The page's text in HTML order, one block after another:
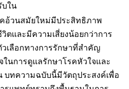
บใน
อ้วนสมัยใหม่มีประสิทธิภาพ
ตและมีความเสี่ยงน้อยกว่าการ
วเลือกทางการรักษาที่สำคัญ
นการดูแลรักษาโรคหัวใจและ
บทความฉบับนี้มีวัตถุประสงค์เพื่อ